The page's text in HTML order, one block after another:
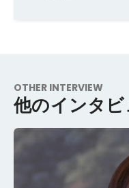
OTHER INTERVIEW
他のインタ